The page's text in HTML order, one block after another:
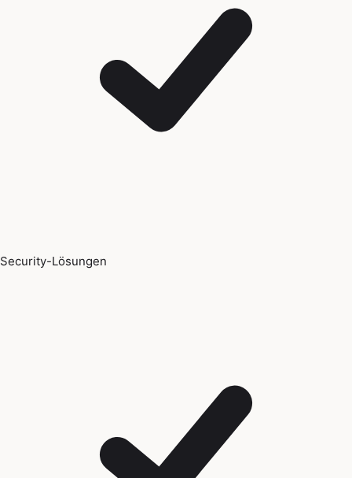
Security-Lösungen